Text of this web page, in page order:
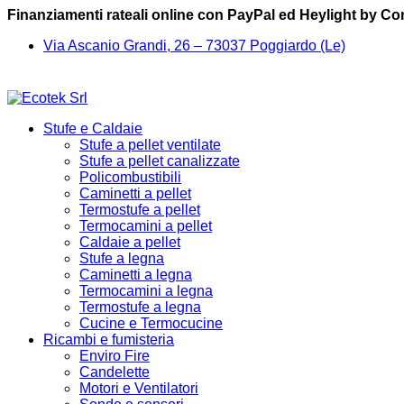
Finanziamenti rateali online con PayPal ed Heylight by
Via Ascanio Grandi, 26 – 73037 Poggiardo (Le)
Stufe e Caldaie
Stufe a pellet ventilate
Stufe a pellet canalizzate
Policombustibili
Caminetti a pellet
Termostufe a pellet
Termocamini a pellet
Caldaie a pellet
Stufe a legna
Caminetti a legna
Termocamini a legna
Termostufe a legna
Cucine e Termocucine
Ricambi e fumisteria
Enviro Fire
Candelette
Motori e Ventilatori